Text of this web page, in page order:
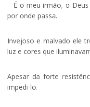
– É o meu irmão, o
por onde passa.
Invejoso e malvado ele
luz e cores que
Apesar da forte
impedi-lo.